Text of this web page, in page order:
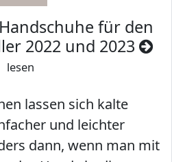
für den
2022 und 2023
lesen
lassen sich kalte
und leichter
dann, wenn man mit